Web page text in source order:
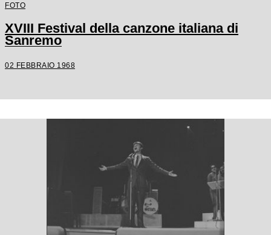
FOTO
XVIII Festival della canzone italiana di
Sanremo
02 FEBBRAIO 1968